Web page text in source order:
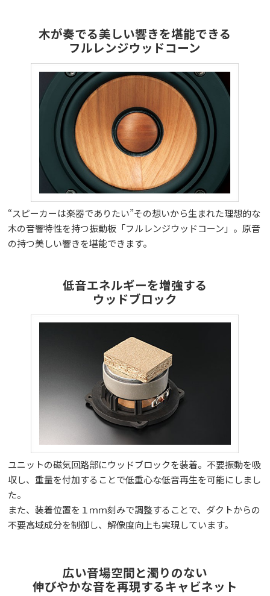
木が奏でる美しい響きを堪能できる
フルレンジウッドコーン
“スピーカーは楽器でありたい”その想いから生まれた理想的な
木の音響特性を持つ振動板「フルレンジウッドコーン」。原音
の持つ美しい響きを堪能できます。
低音エネルギーを増強する
ウッドブロック
ユニットの磁気回路部にウッドブロックを装着。不要振動を吸
収し、重量を付加することで低重心な低音再生を可能にしまし
た。
また、装着位置を１ｍｍ刻みで調整することで、ダクトからの
不要高域成分を制御し、解像度向上も実現しています。
広い音場空間と濁りのない
伸びやかな音を再現するキャビネット